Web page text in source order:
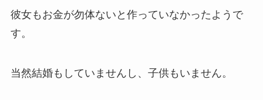
彼女もお金が勿体ないと作っていなかったようで
す。
当然結婚もしていませんし、子供もいません。